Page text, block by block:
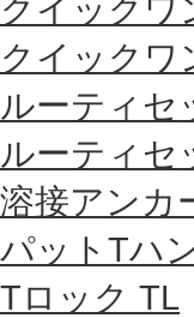
クイック
クイック
ルーティセ
ルーティセ
溶接アンカ
パットTハ
Tロック TL